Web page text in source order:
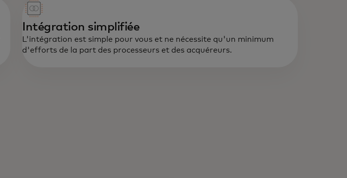
Intégration simplifiée
L'intégration est simple pour vous et ne nécessite qu'un minimum
d'efforts de la part des processeurs et des acquéreurs.